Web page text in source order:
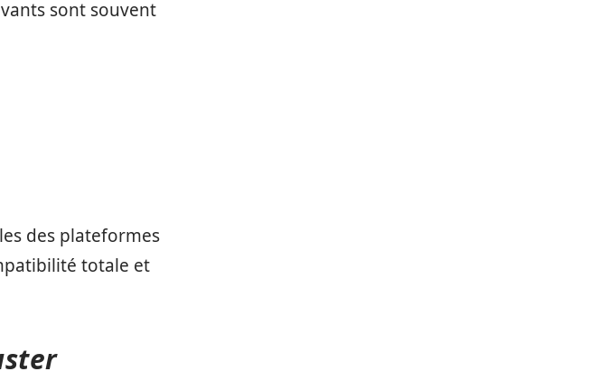
sont souvent
des plateformes
totale et